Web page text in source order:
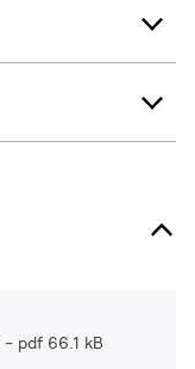
pdf 66.1 kB